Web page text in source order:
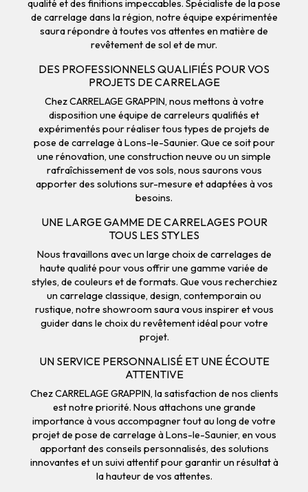
qualité et des finitions impeccables. Spécialiste de la pose
de carrelage dans la région, notre équipe expérimentée
saura répondre à toutes vos attentes en matière de
revêtement de sol et de mur.
DES PROFESSIONNELS QUALIFIÉS POUR VOS
PROJETS DE CARRELAGE
Chez CARRELAGE GRAPPIN, nous mettons à votre
disposition une équipe de carreleurs qualifiés et
expérimentés pour réaliser tous types de projets de
pose de carrelage à Lons-le-Saunier. Que ce soit pour
une rénovation, une construction neuve ou un simple
rafraîchissement de vos sols, nous saurons vous
apporter des solutions sur-mesure et adaptées à vos
besoins.
UNE LARGE GAMME DE CARRELAGES POUR
TOUS LES STYLES
Nous travaillons avec un large choix de carrelages de
haute qualité pour vous offrir une gamme variée de
styles, de couleurs et de formats. Que vous recherchiez
un carrelage classique, design, contemporain ou
rustique, notre showroom saura vous inspirer et vous
guider dans le choix du revêtement idéal pour votre
projet.
UN SERVICE PERSONNALISÉ ET UNE ÉCOUTE
ATTENTIVE
Chez CARRELAGE GRAPPIN, la satisfaction de nos clients
est notre priorité. Nous attachons une grande
importance à vous accompagner tout au long de votre
projet de pose de carrelage à Lons-le-Saunier, en vous
apportant des conseils personnalisés, des solutions
innovantes et un suivi attentif pour garantir un résultat à
la hauteur de vos attentes.